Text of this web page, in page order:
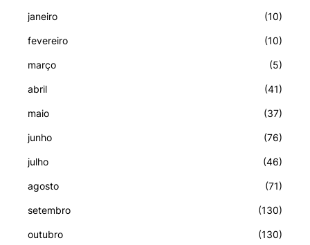
janeiro (10)
fevereiro (10)
março (5)
abril (41)
maio (37)
junho (76)
julho (46)
agosto (71)
setembro (130)
outubro (130)